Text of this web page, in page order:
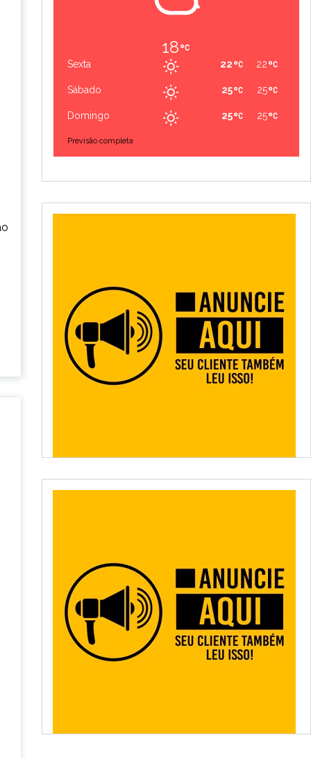
18
Sexta 22
22
Sábado 25
25
Domingo 25
25
Previsão completa